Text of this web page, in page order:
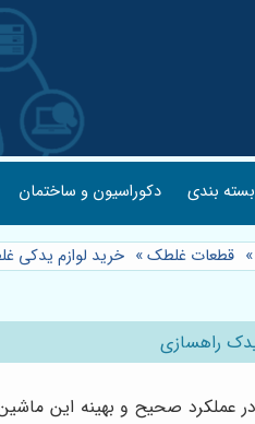
بندی دکوراسیون و ساختمان
» قطعات غلطک» خرید لوازم یدکی
راهسازی
صحیح و بهینه این